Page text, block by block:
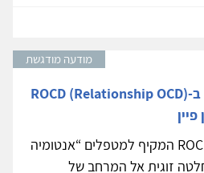
מודעה מודגשת
קורס חדש ומקיף לטיפול ב-ROCD (Relationship OCD)
נפתחה ההרשמה לקורס ROCD המקיף למטפלים “אנטומיה
זוגית אל המרחב של